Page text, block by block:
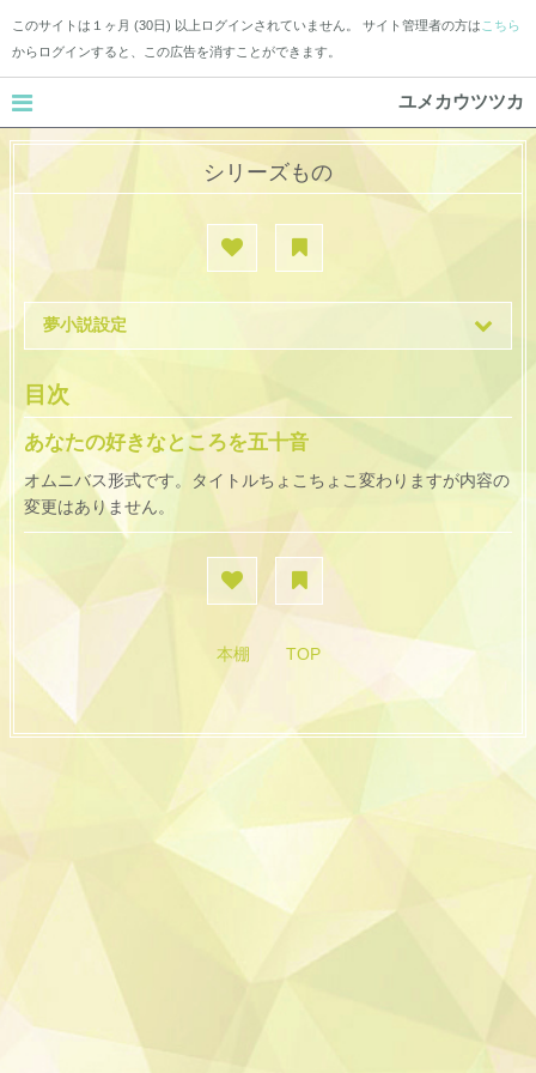
このサイトは１ヶ月 (30日) 以上ログインされていません。 サイト管理者の方は こちら
からログインすると、この広告を消すことができます。
ユメカウツツカ
シリーズもの
夢小説設定
目次
あなたの好きなところを五十音
オムニバス形式です。タイトルちょこちょこ変わりますが内容の
変更はありません。
本棚 TOP